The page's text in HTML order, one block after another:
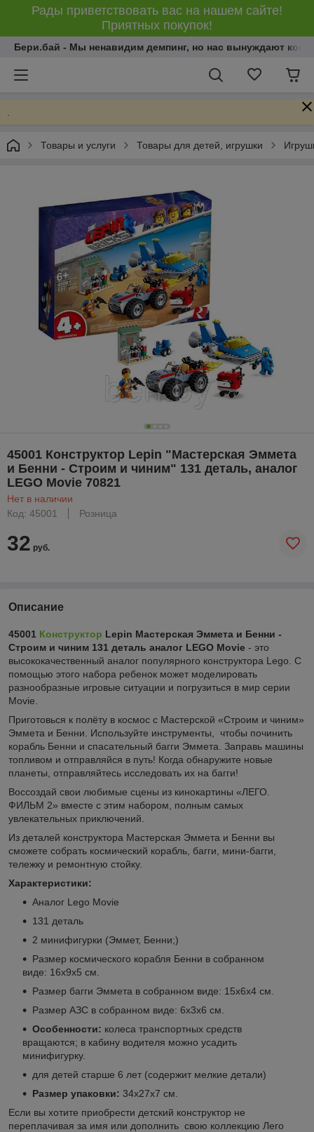
Рады приветствовать вас на нашем сайте!
Приятных покупок!
Бери.бай - Мы ненавидим демпинг, но нас вынуждают
Товары и услуги Товары для детей, игрушки
45001 Конструктор Lepin "Мастерская Эммета
и Бенни - Строим и чиним" 131 деталь, аналог
LEGO Movie 70821
Нет в наличии
Код: 45001
Розница
32 руб.
Описание
45001 Конструктор Lepin Мастерская Эммета и Бенни -
Строим и чиним 131 деталь аналог LEGO Movie - это
высококачественный аналог популярного конструктора Lego. С
помощью этого набора ребенок может моделировать
разнообразные игровые ситуации и погрузиться в мир серии
Movie.
Приготовься к полёту в космос с Мастерской «Строим и чиним»
Эммета и Бенни. Используйте инструменты, чтобы починить
корабль Бенни и спасательный багги Эммета. Заправь машины
топливом и отправляйся в путь! Когда обнаружите новые
планеты, отправляйтесь исследовать их на багги!
Воссоздай свои любимые сцены из кинокартины «ЛЕГО.
ФИЛЬМ 2» вместе с этим набором, полным самых
увлекательных приключений.
Из деталей конструктора Мастерская Эммета и Бенни вы
сможете собрать космический корабль, багги, мини-багги,
тележку и ремонтную стойку.
Характеристики:
Аналог Lego Movie
131 деталь
2 минифигурки (Эммет, Бенни;)
Размер космического корабля Бенни в собранном
виде: 16х9х5 см.
Размер багги Эммета в собранном виде: 15х6х4 см.
Размер АЗС в собранном виде: 6х3х6 см.
Особенности: колеса транспортных средств
вращаются; в кабину водителя можно усадить
минифигурку.
для детей старше 6 лет (содержит мелкие детали)
Размер упаковки: 34x27x7 см.
Если вы хотите приобрести детский конструктор не
переплачивая за имя или дополнить свою коллекцию Лего